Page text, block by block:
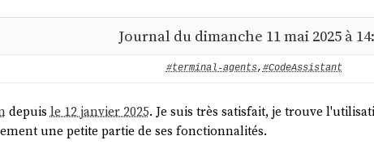
Journal du dimanche 11 mai 2025 à
#terminal-agents, #CodeAssistant
depuis le 12 janvier 2025. Je suis très satisfait, je trouve
une petite partie de ses fonctionnalités.